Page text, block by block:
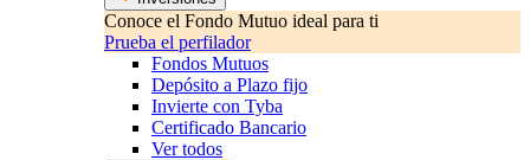
Conoce el Fondo Mutuo ideal para ti
Prueba el perfilador
Fondos Mutuos
Depósito a Plazo fijo
Invierte con Tyba
Certificado Bancario
Ver todos